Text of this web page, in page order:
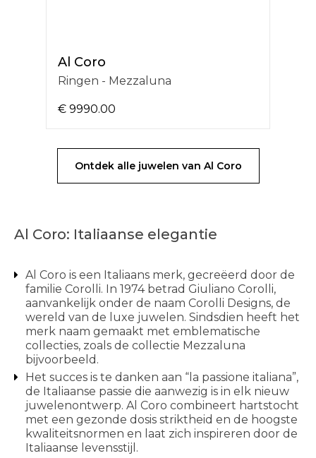
Al Coro
Ringen - Mezzaluna
€ 9990.00
Ontdek alle juwelen van Al Coro
Al Coro: Italiaanse elegantie
Al Coro is een Italiaans merk, gecreëerd door de
familie Corolli. In 1974 betrad Giuliano Corolli,
aanvankelijk onder de naam Corolli Designs, de
wereld van de luxe juwelen. Sindsdien heeft het
merk naam gemaakt met emblematische
collecties, zoals de collectie Mezzaluna
bijvoorbeeld.
Het succes is te danken aan “la passione italiana”,
de Italiaanse passie die aanwezig is in elk nieuw
juwelenontwerp. Al Coro combineert hartstocht
met een gezonde dosis striktheid en de hoogste
kwaliteitsnormen en laat zich inspireren door de
Italiaanse levensstijl.